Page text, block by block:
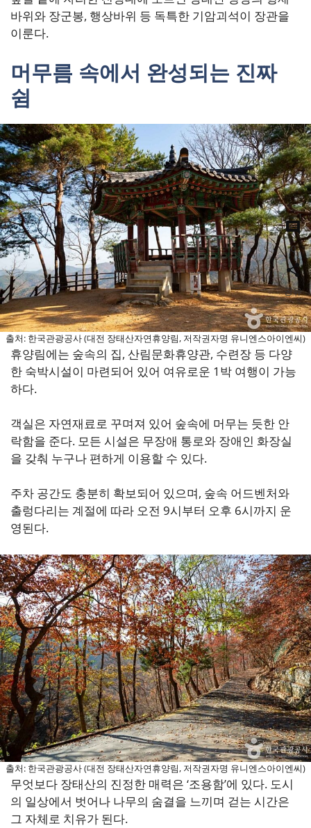
바위와 장군봉, 행상바위 등 독특한 기암괴석이 장관을
이룬다.
머무름 속에서 완성되는 진짜
쉼
출처: 한국관광공사 (대전 장태산자연휴양림, 저작권자명 유니엔스아이엔씨)
휴양림에는 숲속의 집, 산림문화휴양관, 수련장 등 다양
한 숙박시설이 마련되어 있어 여유로운 1박 여행이 가능
하다.
객실은 자연재료로 꾸며져 있어 숲속에 머무는 듯한 안
락함을 준다. 모든 시설은 무장애 통로와 장애인 화장실
을 갖춰 누구나 편하게 이용할 수 있다.
주차 공간도 충분히 확보되어 있으며, 숲속 어드벤처와
출렁다리는 계절에 따라 오전 9시부터 오후 6시까지 운
영된다.
출처: 한국관광공사 (대전 장태산자연휴양림, 저작권자명 유니엔스아이엔씨)
무엇보다 장태산의 진정한 매력은 ‘조용함’에 있다. 도시
의 일상에서 벗어나 나무의 숨결을 느끼며 걷는 시간은
그 자체로 치유가 된다.
0
공유